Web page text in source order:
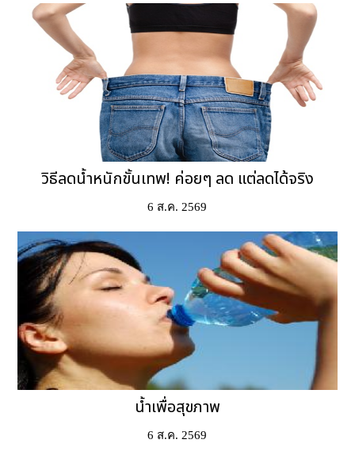
วิธีลดน้ำหนักขั้นเทพ! ค่อยๆ ลด แต่ลดได้จริง
6 ส.ค. 2569
น้ำเพื่อสุขภาพ
6 ส.ค. 2569